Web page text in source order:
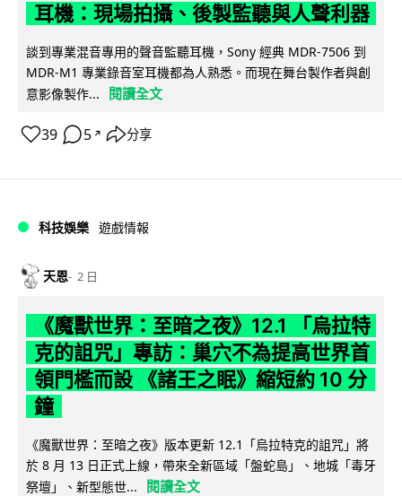
耳機：現場拍攝、後製監聽與人聲利器
談到專業混音專用的聲音監聽耳機，Sony 經典 MDR-7506 到
MDR-M1 專業錄音室耳機都為人熟悉。而現在舞台製作者與創
意影像製作...
閱讀全文
39 5 ↗ 分享
科技娛樂 遊戲情報
天恩 2 日
《魔獸世界：至暗之夜》12.1 「烏拉特
克的詛咒」專訪：巢穴不為提高世界首
領門檻而設 《諸王之眠》縮短約 10 分
鐘
《魔獸世界：至暗之夜》版本更新 12.1「烏拉特克的詛咒」將
於 8 月 13 日正式上線，帶來全新區域「盤蛇島」、地城「毒牙
祭壇」、新型態世...
閱讀全文